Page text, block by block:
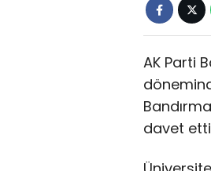
AK Parti
davet